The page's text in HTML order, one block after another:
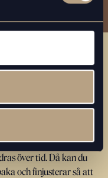
den styrkan och
steg till godaste kaffet
över tid. Då kan du
och finjusterar så att